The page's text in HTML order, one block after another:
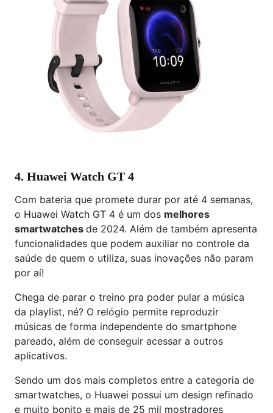
4. Huawei Watch GT 4
Com bateria que promete durar por até 4 semanas,
o Huawei Watch GT 4 é um dos melhores
smartwatches de 2024. Além de também apresenta
funcionalidades que podem auxiliar no controle da
saúde de quem o utiliza, suas inovações não param
por aí!
Chega de parar o treino pra poder pular a música
da playlist, né? O relógio permite reproduzir
músicas de forma independente do smartphone
pareado, além de conseguir acessar a outros
aplicativos.
Sendo um dos mais completos entre a categoria de
smartwatches, o Huawei possui um design refinado
e muito bonito e mais de 25 mil mostradores